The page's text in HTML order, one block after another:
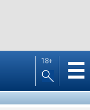
18+ ☰